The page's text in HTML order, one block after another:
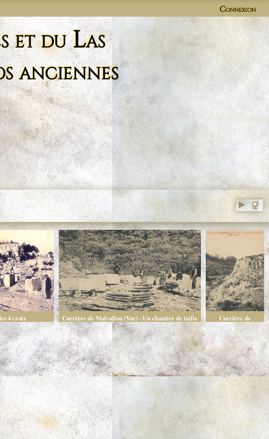
Connexion
et du Las
anciennes
4 croix Carrière de Malvallon (Var) - Un chantier de taille
Carrière de
Malvallon (Var) - Vue
de la carrière (côté
Nord)